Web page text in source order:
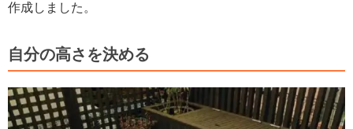
作成しました。
自分の高さを決める